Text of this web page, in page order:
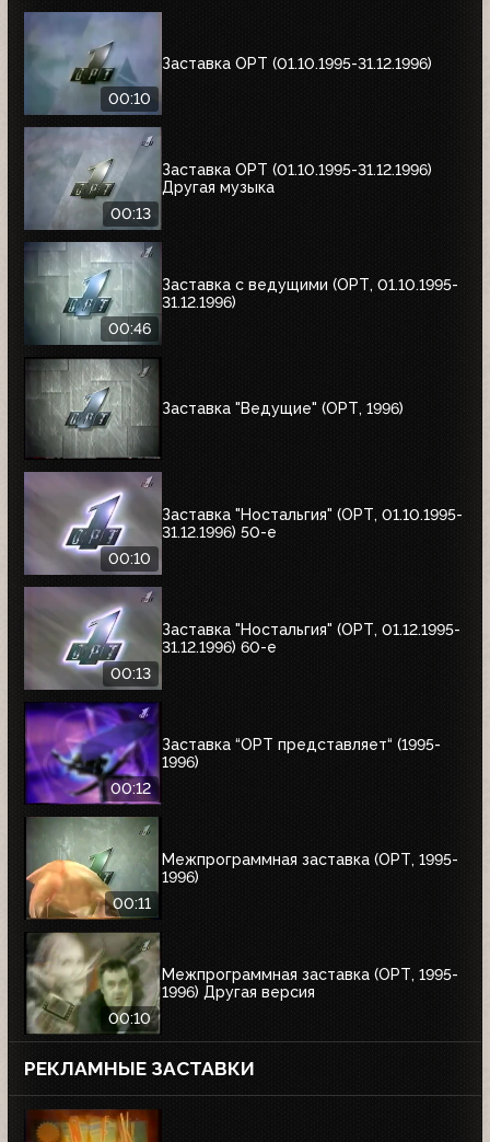
00:10
Заставка ОРТ (01.10.1995-31.12.1996)
00:13
Заставка ОРТ (01.10.1995-31.12.1996)
Другая музыка
00:46
Заставка с ведущими (ОРТ, 01.10.1995-
31.12.1996)
Заставка "Ведущие" (ОРТ, 1996)
00:10
Заставка "Ностальгия" (ОРТ, 01.10.1995-
31.12.1996) 50-е
00:13
Заставка "Ностальгия" (ОРТ, 01.12.1995-
31.12.1996) 60-е
00:12
Заставка “ОРТ представляет“ (1995-
1996)
00:11
Межпрограммная заставка (ОРТ, 1995-
1996)
00:10
Межпрограммная заставка (ОРТ, 1995-
1996) Другая версия
РЕКЛАМНЫЕ ЗАСТАВКИ